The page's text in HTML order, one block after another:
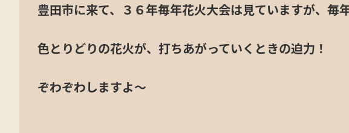
豊田市に来て、３６年毎年花火大会は見ていますが、毎
色とりどりの花火が、打ちあがっていくときの迫力！
ぞわぞわしますよ～
定休日カレンダー